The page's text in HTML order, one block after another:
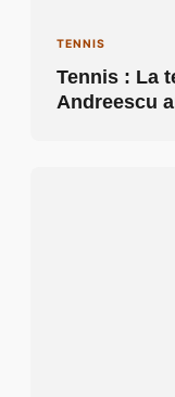
TENNIS
Tennis : La
Andreescu